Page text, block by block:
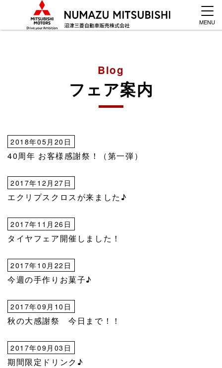
MENU
Blog
フェア案内
2018年05月20日
40周年 お客様感謝祭！（第一弾）
2017年12月27日
エクリプスクロスが来ました♪
2017年11月26日
タイヤフェア開催しました！
2017年10月22日
今週の手作りお菓子♪
2017年09月10日
秋の大感謝祭 今日まで！！
2017年09月03日
期間限定ドリンク♪